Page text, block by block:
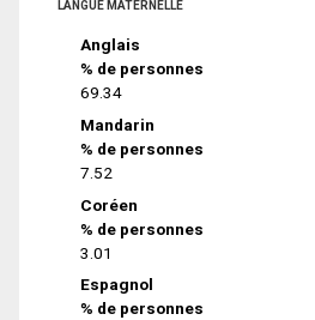
LANGUE MATERNELLE
Anglais
% de personnes
69.34
Mandarin
% de personnes
7.52
Coréen
% de personnes
3.01
Espagnol
% de personnes